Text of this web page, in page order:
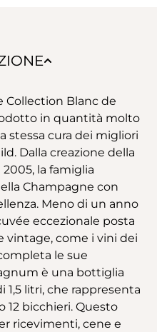
Collection Blanc de
in quantità molto
stessa cura dei migliori
Dalla creazione della
la famiglia
Champagne con
Meno di un anno
eccezionale posta
vintage, come i vini dei
le sue
è una bottiglia
1,5 litri, che rappresenta
bicchieri. Questo
ricevimenti, cene e